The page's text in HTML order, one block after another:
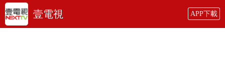
壹電視 APP下載